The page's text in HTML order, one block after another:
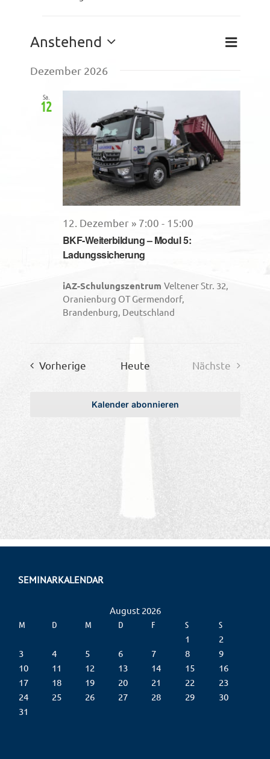
Liste
Anstehend
wählen.
Dezember 2026
Sa.
12
BKF-Weiterbildung – Modul 5:
Ladungssicherung
12. Dezember » 7:00 - 15:00
iAZ-Schulungszentrum Veltener Str. 32,
Oranienburg OT Germendorf,
Brandenburg, Deutschland
Vorherige Veranstaltungen
Heute
Nächste
Kalender abonnieren
SEMINARKALENDAR
August 2026
M D M D F S S
1
2
3
4 5 6 7 8
9
10
11 12 13 14 15
16
17
18 19 20 21 22
23
24
25 26 27 28 29
30
31